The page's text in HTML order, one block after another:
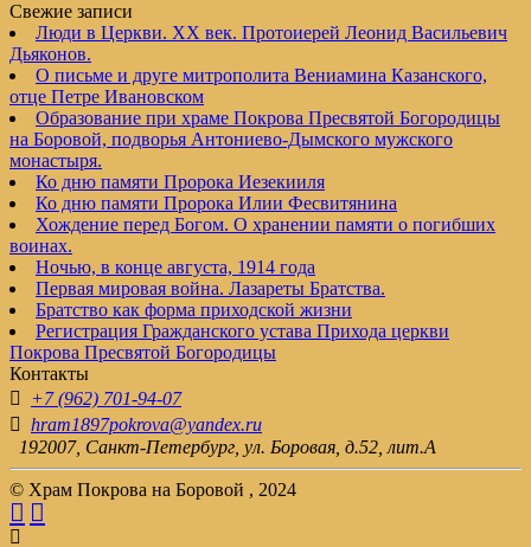
Свежие записи
Люди в Церкви. XX век. Протоиерей Леонид Васильевич
Дьяконов.
О письме и друге митрополита Вениамина Казанского,
отце Петре Ивановском
Образование при храме Покрова Пресвятой Богородицы
на Боровой, подворья Антониево-Дымского мужского
монастыря.
Ко дню памяти Пророка Иезекииля
Ко дню памяти Пророка Илии Фесвитянина
Хождение перед Богом. О хранении памяти о погибших
воинах.
Ночью, в конце августа, 1914 года
Первая мировая война. Лазареты Братства.
Братство как форма приходской жизни
Регистрация Гражданского устава Прихода церкви
Покрова Пресвятой Богородицы
Контакты
+7 (962) 701-94-07
hram1897pokrova@yandex.ru
192007, Санкт-Петербург, ул. Боровая, д.52, лит.А
© Храм Покрова на Боровой , 2024